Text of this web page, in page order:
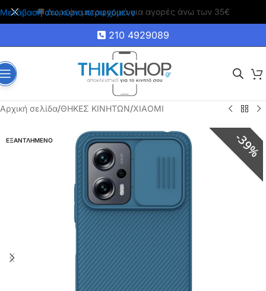
Μετάβαση στο κύριο περιεχόμενο
🚚 Δωρεάν μεταφορικά για αγορές άνω των 35€
210 4929089
Αρχική σελίδα/ΘΗΚΕΣ ΚΙΝΗΤΩΝ/XIAOMI
ΕΞΑΝΤΛΗΜΕΝΟ 39%